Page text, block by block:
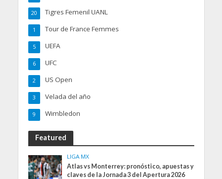
Tigres Femenil UANL
20
Tour de France Femmes
1
UEFA
5
UFC
6
US Open
2
Velada del año
3
Wimbledon
9
Featured
LIGA MX
Atlas vs Monterrey: pronóstico, apuestas y
claves de la Jornada 3 del Apertura 2026